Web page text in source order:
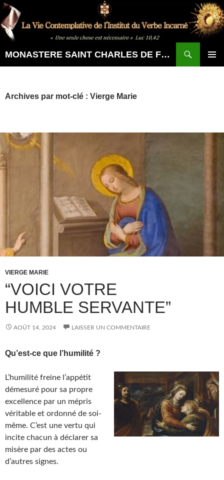
Aller
au
contenu
MONASTERE SAINT CHARLES DE FOUCAULD
Archives par mot-clé : Vierge Marie
VIERGE MARIE
“VOICI VOTRE
HUMBLE SERVANTE”
AOÛT 14, 2024 LAISSER UN COMMENTAIRE
Qu’est-ce que l’humilité ?
L’humilité freine l’appétit
démesuré pour sa propre
excellence par un mépris
véritable et ordonné de soi-
même. C’est une vertu qui
incite chacun à déclarer sa
misère par des actes ou
d’autres signes.